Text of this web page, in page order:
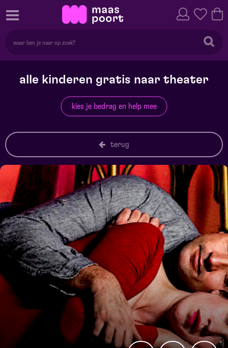
alle kinderen gratis naar theater
kies je bedrag en help mee
terug